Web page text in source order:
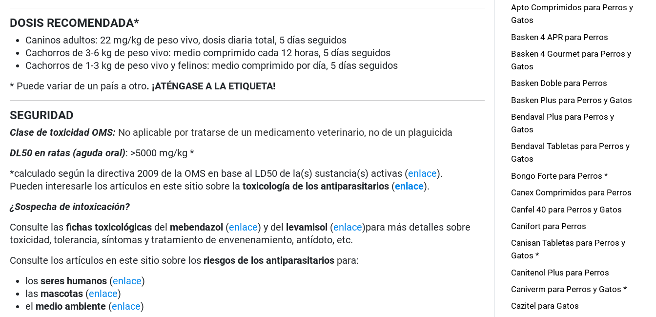
DOSIS RECOMENDADA*
Caninos adultos: 22 mg/kg de peso vivo, dosis diaria total, 5 días seguidos
Cachorros de 3-6 kg de peso vivo: medio comprimido cada 12 horas, 5 días seguidos
Cachorros de 1-3 kg de peso vivo y felinos: medio comprimido por día, 5 días seguidos
* Puede variar de un país a otro. ¡ATÉNGASE A LA ETIQUETA!
SEGURIDAD
Clase de toxicidad OMS: No aplicable por tratarse de un medicamento veterinario, no de un plaguicida
DL50 en ratas (aguda oral): >5000 mg/kg *
*calculado según la directiva 2009 de la OMS en base al LD50 de la(s) sustancia(s) activas (enlace).
Pueden interesarle los artículos en este sitio sobre la toxicología de los antiparasitarios (enlace).
¿Sospecha de intoxicación?
Consulte lasfichas toxicológicas del mebendazol (enlace) y del levamisol (enlace)para más detalles sobre
toxicidad, tolerancia, síntomas y tratamiento de envenenamiento, antídoto, etc.
Consulte los artículos en este sitio sobre los riesgos de los antiparasitarios para:
losseres humanos (enlace)
las mascotas (enlace)
el medio ambiente (enlace)
Apto Comprimidos para Perros y
Gatos
Basken 4 APR para Perros
Basken 4 Gourmet para Perros y
Gatos
Basken Doble para Perros
Basken Plus para Perros y Gatos
Bendaval Plus para Perros y
Gatos
Bendaval Tabletas para Perros y
Gatos
Bongo Forte para Perros *
Canex Comprimidos para Perros
Canfel 40 para Perros y Gatos
Canifort para Perros
Canisan Tabletas para Perros y
Gatos *
Canitenol Plus para Perros
Caniverm para Perros y Gatos *
Cazitel para Gatos